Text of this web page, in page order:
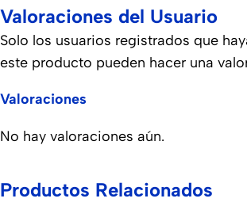
Valoraciones del Usuario
Valoraciones
No hay valoraciones aún.
Solo los usuarios registrados que
este producto pueden hacer una
Productos Relacionados